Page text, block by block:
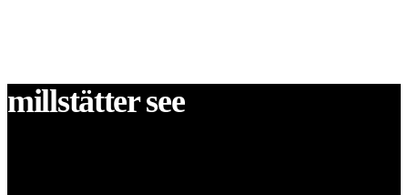
millstätter see